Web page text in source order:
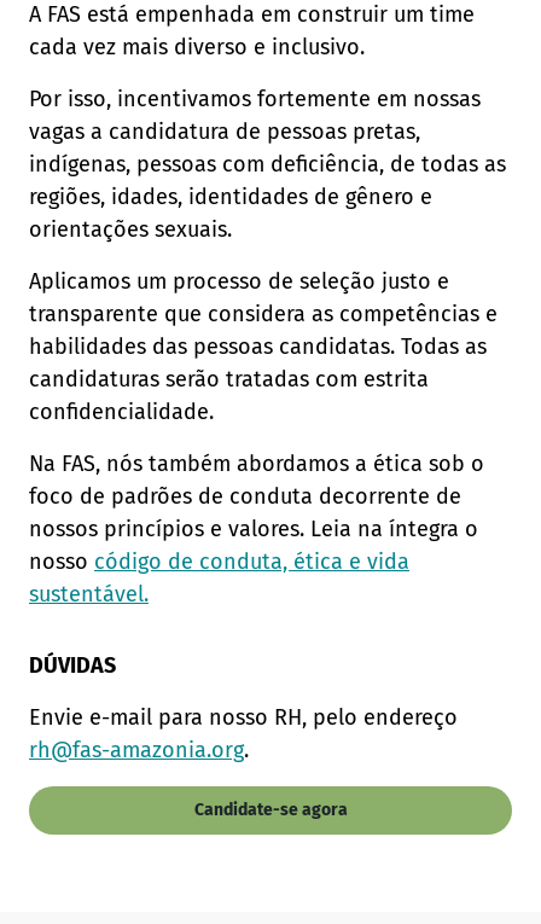
A FAS está empenhada em construir um time
cada vez mais diverso e inclusivo.
Por isso, incentivamos fortemente em nossas
vagas a candidatura de pessoas pretas,
indígenas, pessoas com deficiência, de todas as
regiões, idades, identidades de gênero e
orientações sexuais.
Aplicamos um processo de seleção justo e
transparente que considera as competências e
habilidades das pessoas candidatas. Todas as
candidaturas serão tratadas com estrita
confidencialidade.
Na FAS, nós também abordamos a ética sob o
foco de padrões de conduta decorrente de
nossos princípios e valores. Leia na íntegra o
nosso código de conduta, ética e vida
sustentável.
DÚVIDAS
Envie e-mail para nosso RH, pelo endereço
rh@fas-amazonia.org.
Candidate-se agora